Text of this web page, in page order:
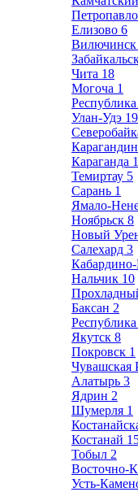
Елизово 6
Вилючинск
Чита 18
Могоча 1
Улан-Удэ 19
Караганда
Темиртау 5
Сарань 1
Ямало-
Ноябрьск 8
Новый
Салехард 3
Кабардино-
Нальчик 10
Баксан 2
Якутск 8
Покровск 1
Чувашская
Алатырь 3
Ядрин 2
Шумерля 1
Костанай
Тобыл 2
Восточно-
Усть-